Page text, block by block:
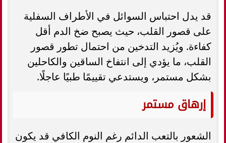
قد يدل احتباس السوائل في الأطراف السفلية
على قصور القلب، حيث يصبح ضخ الدم أقل
كفاءة. ويُزيد التدخين من احتمال تطور قصور
القلب، ما يؤدي إلى انتفاخ الساقين والكاحلين
بشكل مستمر، ويستدعي تقييمًا طبيًا عاجلًا.
إرهاق مستمر
الشعور بالتعب الدائم رغم النوم الكافي قد يكون